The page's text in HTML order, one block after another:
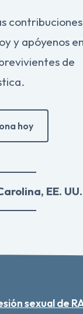
contribuciones
y apóyenos
de
hoy
EE. UU.
sexual de